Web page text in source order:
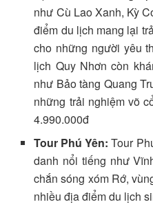
như Cù Lao Xanh, Kỳ
điểm du lịch mang lại
cho những người yêu
lịch Quy Nhơn còn
như Bảo tàng Quang
những trải nghiệm võ
4.990.000đ
Tour Phú Yên: Tour
danh nổi tiếng như
chắn sóng xóm Rớ,
nhiều địa điểm du lịch